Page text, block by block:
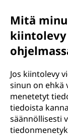
Mitä
kiintolevy
Jos kiintolevy
sinun on ehkä
menetetyt
tiedoista
säännöllisesti